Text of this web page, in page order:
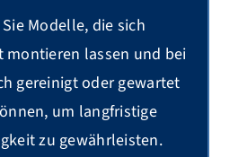
Modelle, die sich
lassen und bei
gereinigt oder gewartet
um langfristige
zu gewährleisten.